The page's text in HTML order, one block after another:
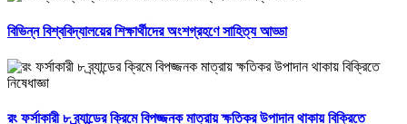
বিভিন্ন বিশ্ববিদ্যালয়ের শিক্ষার্থীদের অংশগ্রহণে সাহিত্য আড্ডা
রং ফর্সাকারী ৮ ব্র্যান্ডের ক্রিমে বিপজ্জনক মাত্রায় ক্ষতিকর উপাদান থাকায় বিক্রিতে